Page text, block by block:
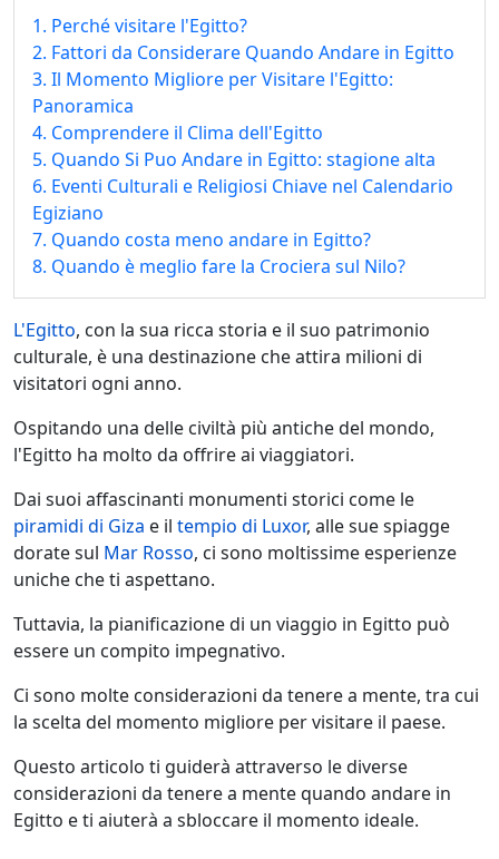
1. Perché visitare l'Egitto?
2. Fattori da Considerare Quando Andare in Egitto
3. Il Momento Migliore per Visitare l'Egitto:
Panoramica
4. Comprendere il Clima dell'Egitto
5. Quando Si Puo Andare in Egitto: stagione alta
6. Eventi Culturali e Religiosi Chiave nel Calendario
Egiziano
7. Quando costa meno andare in Egitto?
8. Quando è meglio fare la Crociera sul Nilo?
L'Egitto, con la sua ricca storia e il suo patrimonio
culturale, è una destinazione che attira milioni di
visitatori ogni anno.
Ospitando una delle civiltà più antiche del mondo,
l'Egitto ha molto da offrire ai viaggiatori.
Dai suoi affascinanti monumenti storici come le
piramidi di Giza e il tempio di Luxor, alle sue spiagge
dorate sul Mar Rosso, ci sono moltissime esperienze
uniche che ti aspettano.
Tuttavia, la pianificazione di un viaggio in Egitto può
essere un compito impegnativo.
Ci sono molte considerazioni da tenere a mente, tra cui
la scelta del momento migliore per visitare il paese.
Questo articolo ti guiderà attraverso le diverse
considerazioni da tenere a mente quando andare in
Egitto e ti aiuterà a sbloccare il momento ideale.